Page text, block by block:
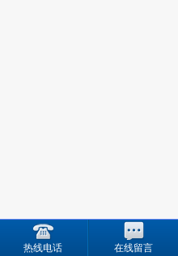
热线电话 在线留言